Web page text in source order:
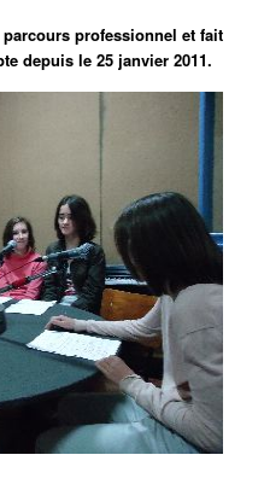
professionnel et fait
depuis le 25 janvier 2011.